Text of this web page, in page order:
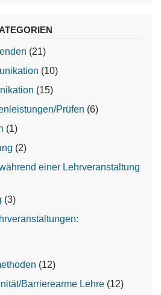
(21)
(10)
(15)
Prüfen (6)
(1)
(2)
einer Lehrveranstaltung
(3)
(12)
Barrierearme Lehre (12)